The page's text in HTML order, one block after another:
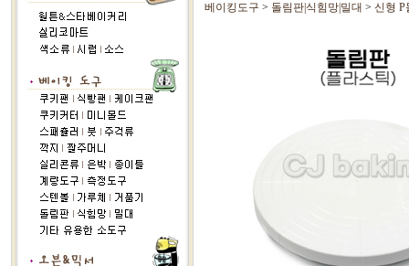
베이킹도구 > 돌림판|식힘망|밀대 > 신형 P